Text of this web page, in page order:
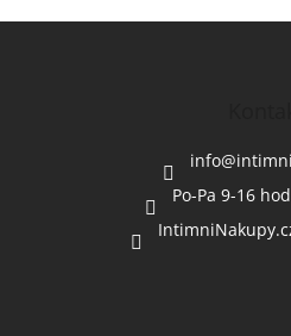
Z
info@
Po-Pa 9-16